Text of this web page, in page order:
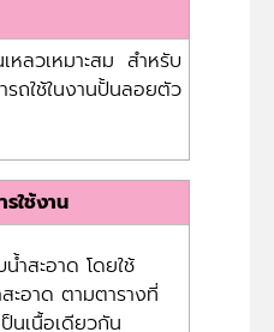
หลวเหมาะสม สำหรับ
ถใช้ในงานปั้นลอยตัว
ใช้งาน
ำสะอาด โดยใช้
อาด ตามตารางที่
นเนื้อเดียวกัน